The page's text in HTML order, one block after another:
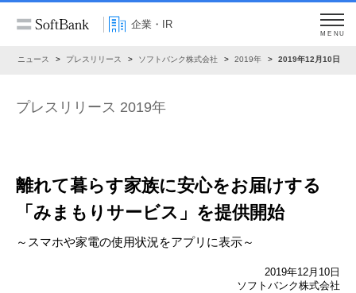
企業・IR
MENU
ニュース プレスリリース ソフトバンク株式会社 2019年 2019年12月10日
プレスリリース 2019年
離れて暮らす家族に安心をお届けする
「みまもりサービス」を提供開始
～スマホや家電の使用状況をアプリに表示～
2019年12月10日
ソフトバンク株式会社